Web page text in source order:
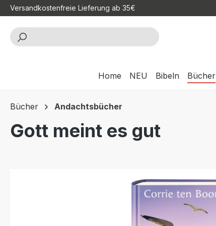
Hauptinhalt springen
Zur Suche springen
Zur Hauptnavigation springen
Versandkostenfreie Lieferung ab 35€
Home NEU Bibeln Bücher
Bücher Andachtsbücher
Gott meint es gut